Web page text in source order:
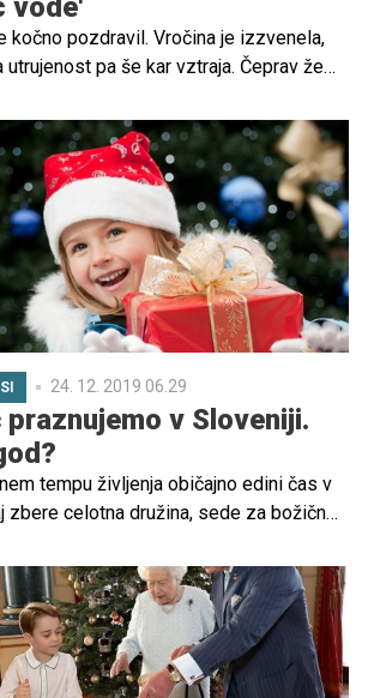
vode'
kočno pozdravil. Vročina je izzvenela,
utrujenost pa še kar vztraja. Čeprav že
s hudo muko pa si tudi sam nalije
Še vedno. Res mu je težko.
24. 12. 2019 06.29
praznujemo v Sloveniji.
tempu življenja običajno edini čas v
zbere celotna družina, sede za božično
obdarovanjem. Čeprav ga praznujejo
način in oblike praznovanja razlikujejo.
Skandinavci praznujejo povsem
torej nekaj najbolj zanimivih
tradicij.